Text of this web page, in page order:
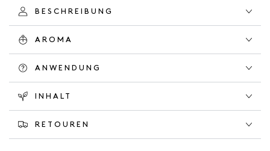
CARE
SET
ORANGE
CARE
SET
ORANGE
BESCHREIBUNG
AROMA
ANWENDUNG
INHALT
RETOUREN